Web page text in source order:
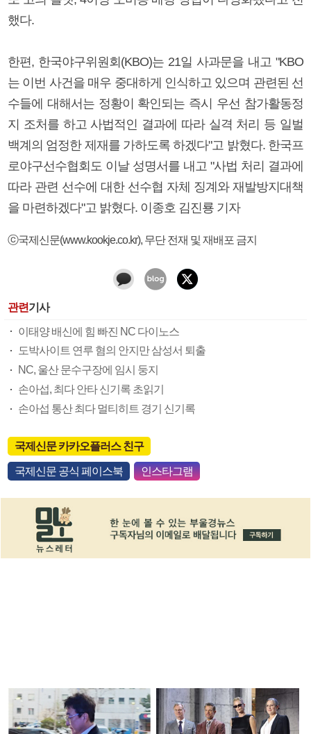
했다.
한편, 한국야구위원회(KBO)는 21일 사과문을 내고 "KBO
는 이번 사건을 매우 중대하게 인식하고 있으며 관련된 선
수들에 대해서는 정황이 확인되는 즉시 우선 참가활동정
지 조처를 하고 사법적인 결과에 따라 실격 처리 등 일벌
백계의 엄정한 제재를 가하도록 하겠다"고 밝혔다. 한국프
로야구선수협회도 이날 성명서를 내고 "사법 처리 결과에
따라 관련 선수에 대한 선수협 자체 징계와 재발방지대책
을 마련하겠다"고 밝혔다. 이종호 김진룡 기자
ⓒ국제신문(www.kookje.co.kr), 무단 전재 및 재배포 금지
관련기사
이태양 배신에 힘 빠진 NC 다이노스
도박사이트 연루 혐의 안지만 삼성서 퇴출
NC, 울산 문수구장에 임시 둥지
손아섭, 최다 안타 신기록 초읽기
손아섭 통산 최다 멀티히트 경기 신기록
국제신문 카카오플러스 친구
국제신문 공식 페이스북 인스타그램